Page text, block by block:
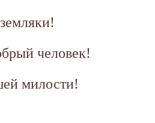
человек!
милости!